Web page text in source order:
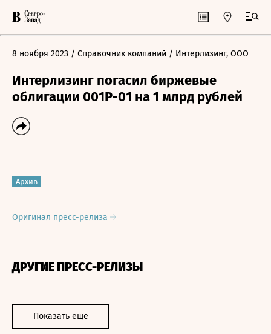
8 ноября 2023 / Справочник компаний / Интерлизинг, ООО
Интерлизинг погасил биржевые
облигации 001Р-01 на 1 млрд рублей
Архив
Оригинал пресс-релиза
ДРУГИЕ ПРЕСС-РЕЛИЗЫ
Показать еще